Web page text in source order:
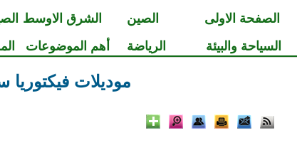
الصفحة الاولى الصين الشرق الاوسط
السياحة والبيئة
الرياضة أهم الموضوعات
موديلات فيكتوريا